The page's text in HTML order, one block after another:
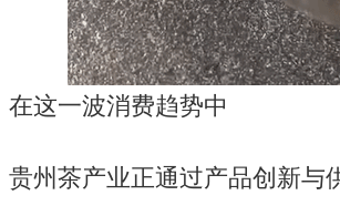
一波消费趋势中
茶产业正通过产品创新与